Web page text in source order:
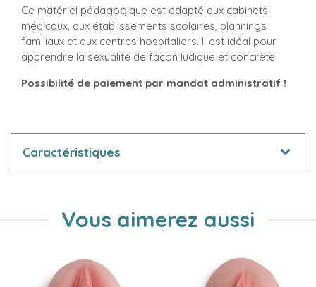
Ce matériel pédagogique est adapté aux cabinets
médicaux, aux établissements scolaires, plannings
familiaux et aux centres hospitaliers. Il est idéal pour
apprendre la sexualité de façon ludique et concrète.
Possibilité de paiement par mandat administratif !
Caractéristiques
Vous aimerez aussi